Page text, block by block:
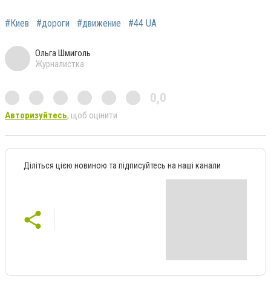
#Киев #дороги #движение #44 UA
Ольга Шмиголь
Журналистка
0,0
Авторизуйтесь, щоб оцінити
Діліться цією новиною та підписуйтесь на наші канали